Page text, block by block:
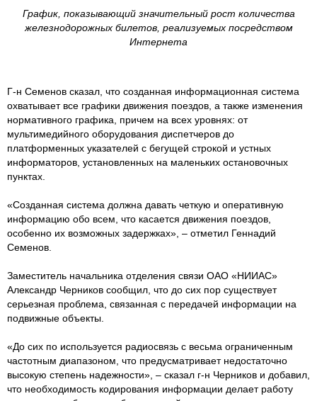
График, показывающий значительный рост количества
железнодорожных билетов, реализуемых посредством
Интернета
Г-н Семенов сказал, что созданная информационная система
охватывает все графики движения поездов, а также изменения
нормативного графика, причем на всех уровнях: от
мультимедийного оборудования диспетчеров до
платформенных указателей с бегущей строкой и устных
информаторов, установленных на маленьких остановочных
пунктах.
«Созданная система должна давать четкую и оперативную
информацию обо всем, что касается движения поездов,
особенно их возможных задержках», – отметил Геннадий
Семенов.
Заместитель начальника отделения связи ОАО «НИИАС»
Александр Черников сообщил, что до сих пор существует
серьезная проблема, связанная с передачей информации на
подвижные объекты.
«До сих по используется радиосвязь с весьма ограниченным
частотным диапазоном, что предусматривает недостаточно
высокую степень надежности», – сказал г-н Черников и добавил,
что необходимость кодирования информации делает работу